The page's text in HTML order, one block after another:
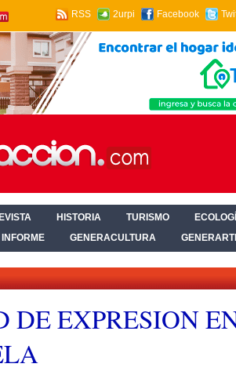
RSS 2urpi Facebook
HISTORIA TURISMO
INFORME GENERACULTURA
DE EXPRESION